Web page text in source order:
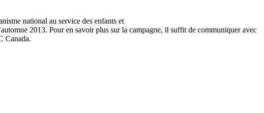
national au service des enfants et
2013. Pour en savoir plus surla campagne, il suffit de communiquer avec
Canada.